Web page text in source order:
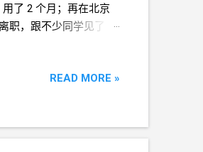
了 2 个月；再在北京
职，跟不少同学见了一
我说，他被我的笑容
的我是不好的。 我好的
工的外地人。北京太大
READ MORE »